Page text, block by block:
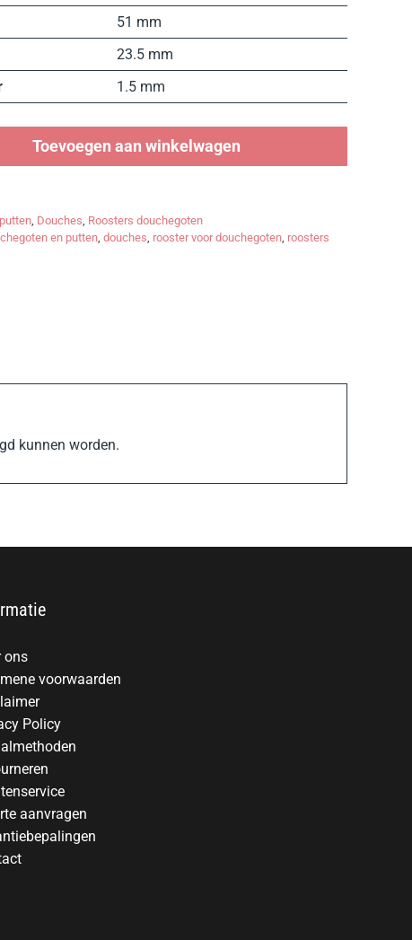
51 mm
23.5 mm
1.5 mm
Toevoegen aan winkelwagen
, Douches, Roosters douchegoten
en putten, douches, rooster voor douchegoten, roosters
kunnen worden.
ons
voorwaarden
Policy
aanvragen